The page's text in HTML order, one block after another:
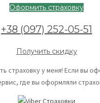
Оформить страховку
+38 (097) 252-05-51
Получить скидку
у меня! Если вы
где вы оформляли